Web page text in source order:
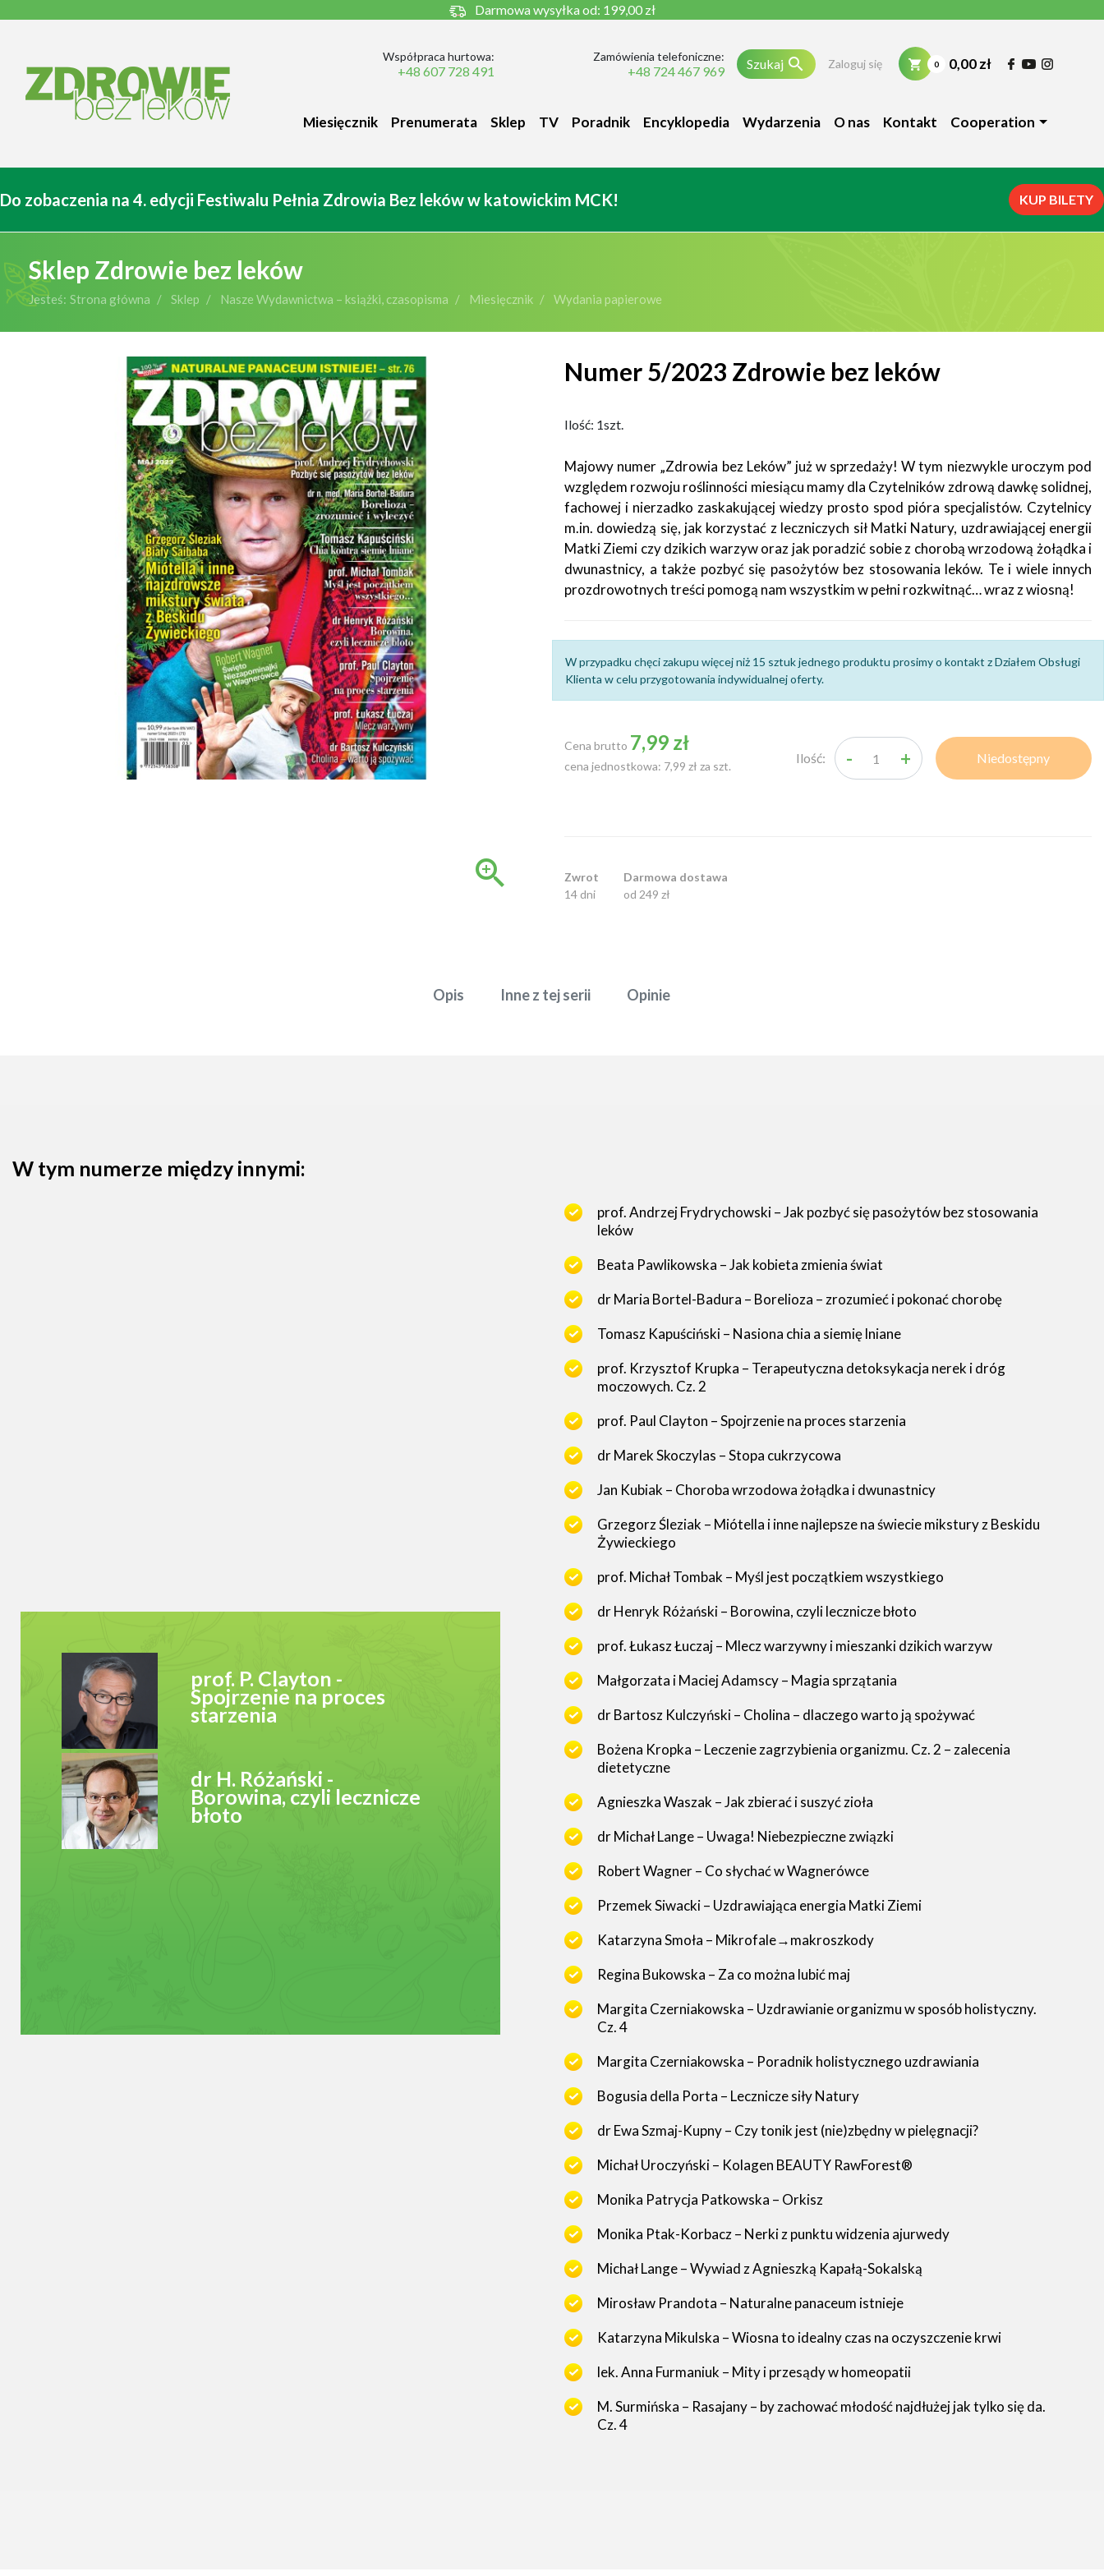
Darmowa wysyłka od: 199,00 zł
Współpraca hurtowa:
+48 607 728 491
Zamówienia telefoniczne:
+48 724 467 969 Szukaj  Zaloguj się 0 0,00 zł
Miesięcznik Prenumerata Sklep TV Poradnik Encyklopedia Wydarzenia O nas Kontakt Cooperation
Do zobaczenia na 4. edycji Festiwalu Pełnia Zdrowia Bez leków w katowickim MCK! KUP BILETY
Sklep Zdrowie bez leków
Jesteś: Strona główna Sklep Nasze Wydawnictwa – książki, czasopisma Miesięcznik Wydania papierowe

Numer 5/2023 Zdrowie bez leków
Ilość: 1szt.
Majowy numer „Zdrowia bez Leków” już w sprzedaży! W tym niezwykle uroczym pod
względem rozwoju roślinności miesiącu mamy dla Czytelników zdrową dawkę solidnej,
fachowej i nierzadko zaskakującej wiedzy prosto spod pióra specjalistów. Czytelnicy
m.in. dowiedzą się, jak korzystać z leczniczych sił Matki Natury, uzdrawiającej energii
Matki Ziemi czy dzikich warzyw oraz jak poradzić sobie z chorobą wrzodową żołądka i
dwunastnicy, a także pozbyć się pasożytów bez stosowania leków. Te i wiele innych
prozdrowotnych treści pomogą nam wszystkim w pełni rozkwitnąć… wraz z wiosną!
W przypadku chęci zakupu więcej niż 15 sztuk jednego produktu prosimy o kontakt z Działem Obsługi
Klienta w celu przygotowania indywidualnej oferty.
Cena brutto 7,99 zł
cena jednostkowa: 7,99 zł za szt. Ilość: - + Niedostępny
Zwrot
14 dni
Darmowa dostawa
od 249 zł
Opis Inne z tej serii Opinie
W tym numerze między innymi:
prof. P. Clayton -
Spojrzenie na proces
starzenia
dr H. Różański -
Borowina, czyli lecznicze
błoto
prof. Andrzej Frydrychowski – Jak pozbyć się pasożytów bez stosowania
leków
Beata Pawlikowska – Jak kobieta zmienia świat
dr Maria Bortel-Badura – Borelioza – zrozumieć i pokonać chorobę
Tomasz Kapuściński – Nasiona chia a siemię lniane
prof. Krzysztof Krupka – Terapeutyczna detoksykacja nerek i dróg
moczowych. Cz. 2
prof. Paul Clayton – Spojrzenie na proces starzenia
dr Marek Skoczylas – Stopa cukrzycowa
Jan Kubiak – Choroba wrzodowa żołądka i dwunastnicy
Grzegorz Śleziak – Miótella i inne najlepsze na świecie mikstury z Beskidu
Żywieckiego
prof. Michał Tombak – Myśl jest początkiem wszystkiego
dr Henryk Różański – Borowina, czyli lecznicze błoto
prof. Łukasz Łuczaj – Mlecz warzywny i mieszanki dzikich warzyw
Małgorzata i Maciej Adamscy – Magia sprzątania
dr Bartosz Kulczyński – Cholina – dlaczego warto ją spożywać
Bożena Kropka – Leczenie zagrzybienia organizmu. Cz. 2 – zalecenia
dietetyczne
Agnieszka Waszak – Jak zbierać i suszyć zioła
dr Michał Lange – Uwaga! Niebezpieczne związki
Robert Wagner – Co słychać w Wagnerówce
Przemek Siwacki – Uzdrawiająca energia Matki Ziemi
Katarzyna Smoła – Mikrofale→makroszkody
Regina Bukowska – Za co można lubić maj
Margita Czerniakowska – Uzdrawianie organizmu w sposób holistyczny.
Cz. 4
Margita Czerniakowska – Poradnik holistycznego uzdrawiania
Bogusia della Porta – Lecznicze siły Natury
dr Ewa Szmaj-Kupny – Czy tonik jest (nie)zbędny w pielęgnacji?
Michał Uroczyński – Kolagen BEAUTY RawForest®
Monika Patrycja Patkowska – Orkisz
Monika Ptak-Korbacz – Nerki z punktu widzenia ajurwedy
Michał Lange – Wywiad z Agnieszką Kapałą-Sokalską
Mirosław Prandota – Naturalne panaceum istnieje
Katarzyna Mikulska – Wiosna to idealny czas na oczyszczenie krwi
lek. Anna Furmaniuk – Mity i przesądy w homeopatii
M. Surmińska – Rasajany – by zachować młodość najdłużej jak tylko się da.
Cz. 4